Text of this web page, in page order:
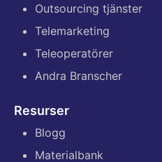
Outsourcing tjänster
Telemarketing
Teleoperatörer
Andra Branscher
Resurser
Blogg
Materialbank